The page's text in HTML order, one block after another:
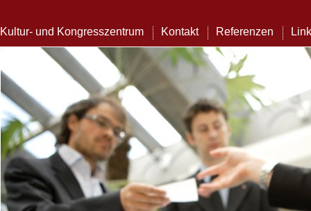
Kultur- und Kongresszentrum Kontakt Referenzen